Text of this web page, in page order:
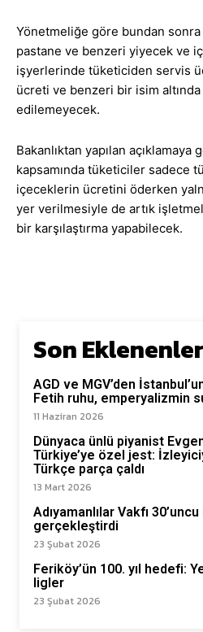
Yönetmeliğe göre bundan
pastane ve benzeri yiyecek ve
işyerlerinde tüketiciden servis
ücreti ve benzeri bir isim
edilemeyecek.
Bakanlıktan yapılan
kapsamında tüketiciler sadece
içeceklerin ücretini öderken
yer verilmesiyle de artık
bir karşılaştırma yapabilecek.
Son Eklenenler
AGD ve MGV’den
Fetih ruhu, emperyalizmin
11 Haziran 2026
Dünyaca ünlü piyanist
Türkiye’ye özel jest:
Türkçe parça çaldı
13 Mart 2026
Adıyamanlılar Vakfı
gerçekleştirdi
23 Şubat 2026
Feriköy’ün 100. yıl hedefi:
ligler
23 Şubat 2026